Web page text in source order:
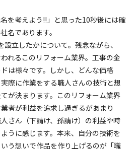
を考えよう!!」と思った10秒後には確
名であります。
立したかについて。残念ながら、
れるこのリフォーム業界。工事の金
は様々です。しかし、どんな価格
際に作業をする職人さんの技術と想
が決まります。このリフォーム業界
者が利益を追求し過ぎるがあまり
さん（下請け、孫請け）の利益や時
うに感じます。本来、自分の技術を
う想いで作品を作り上げるのが「職